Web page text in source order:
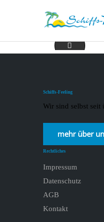
AROS2-min
Schiffs-Feeling
Wir sind selbst seit
mehr über
Rechtliches
Impressum
Datenschutz
AGB
Kontakt